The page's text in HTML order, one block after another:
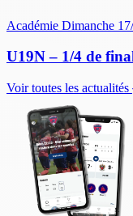
Académie Dimanche
U19N – 1/4 de
Voir toutes les actualités